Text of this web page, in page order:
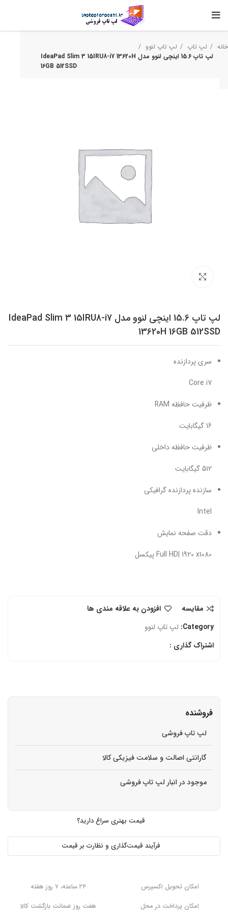
خانه لپ تاپ
لپ تاپ لنوو
لپ تاپ 15.6 اینچی لنوو مدل IdeaPad Slim 3 15IRU8-i7 13620H
16GB 512SSD
لپ تاپ 15.6 اینچی لنوو مدل IdeaPad Slim 3 15IRU8-i7
13620H 16GB 512SSD
سری پردازنده
Core i7
ظرفیت حافظه RAM
16 گیگابایت
ظرفیت حافظه داخلی
512 گیگابایت
سازنده پردازنده گرافیکی
Intel
دقت صفحه نمایش
Full HD| 1920 x1080 پیکسل
مقایسه
افزودن به علاقه مندی ها
Category: لپ تاپ لنوو
اشتراک گذاری :
فروشنده
لپ تاپ فروشی
گارانتی اصالت و سلامت فیزیکی کالا
موجود در انبار لپ تاپ فروشی
قیمت بهتری سراغ دارید؟
فرآیند قیمت‌گذاری و نظارت بر قیمت
امکان تحویل اکسپرس
۲۴ ساعته، ۷ روز هفته
امکان پرداخت در محل
هفت روز ضمانت بازگشت کالا